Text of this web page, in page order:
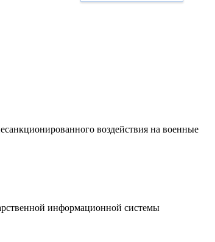
воздействия на военные
информационной системы